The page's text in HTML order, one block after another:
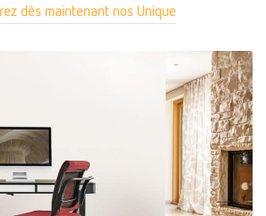
dès maintenant nos Unique